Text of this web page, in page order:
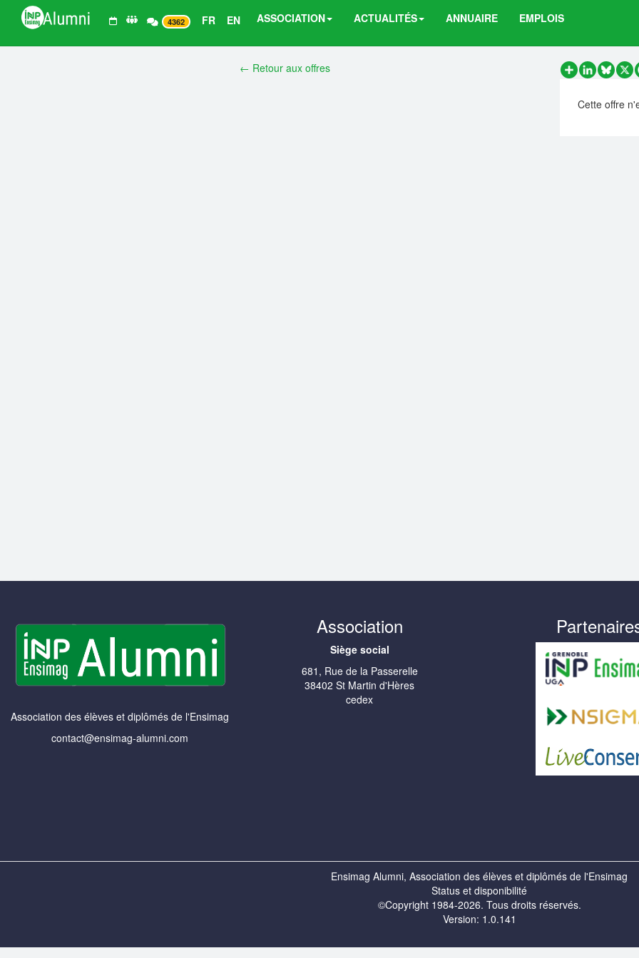
4362 FR EN ASSOCIATION ACTUALITÉS ANNUAIRE EMPLOIS
← Retour aux offres
PartagerLinkedInX
Cette offre
Association des élèves et diplômés de l'Ensimag
contact@ensimag-alumni.com
Association
Siège social
681, Rue de la Passerelle
38402 St Martin d'Hères
cedex
Ensimag Alumni, Association des élèves et diplômés de l'Ensimag
Status et disponibilité
©Copyright 1984-2026. Tous droits réservés.
Version: 1.0.141